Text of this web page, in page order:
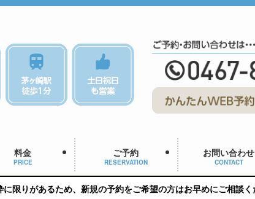
料金
PRICE
ご予約
RESERVATION
お問い合わせ
CONTACT
、新規の予約をご希望の方はお早めにご相談ください